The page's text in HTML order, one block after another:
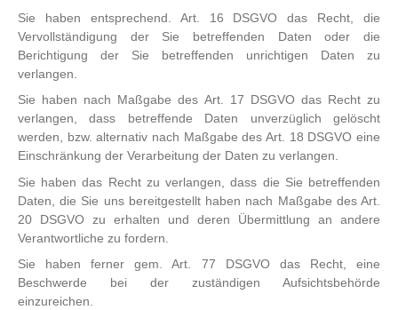
Sie haben entsprechend. Art. 16 DSGVO das Recht, die
Vervollständigung der Sie betreffenden Daten oder die
Berichtigung der Sie betreffenden unrichtigen Daten zu
verlangen.
Sie haben nach Maßgabe des Art. 17 DSGVO das Recht zu
verlangen, dass betreffende Daten unverzüglich gelöscht
werden, bzw. alternativ nach Maßgabe des Art. 18 DSGVO eine
Einschränkung der Verarbeitung der Daten zu verlangen.
Sie haben das Recht zu verlangen, dass die Sie betreffenden
Daten, die Sie uns bereitgestellt haben nach Maßgabe des Art.
20 DSGVO zu erhalten und deren Übermittlung an andere
Verantwortliche zu fordern.
Sie haben ferner gem. Art. 77 DSGVO das Recht, eine
Beschwerde bei der zuständigen Aufsichtsbehörde
einzureichen.